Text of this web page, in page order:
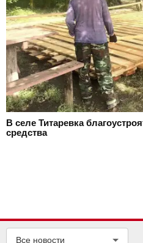
В селе Титаревка
средства
Все новости